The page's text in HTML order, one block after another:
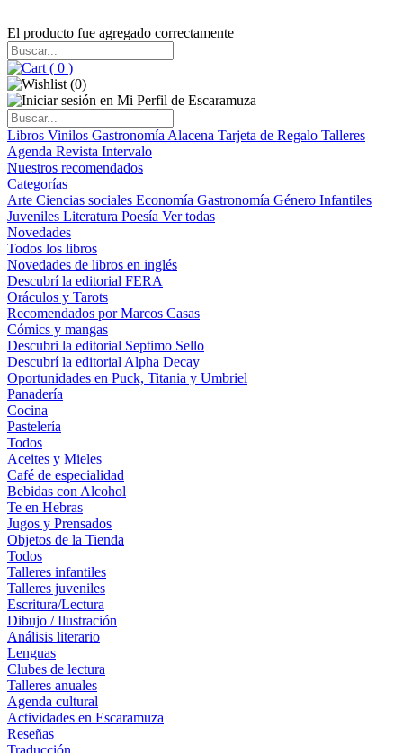
El producto fue agregado correctamente
( 0 )
(0)
Libros Vinilos Gastronomía Alacena Tarjeta de Regalo Talleres
Agenda Revista Intervalo
Nuestros recomendados
Categorías
Arte Ciencias sociales Economía Gastronomía Género Infantiles
Juveniles Literatura Poesía Ver todas
Novedades
Todos los libros
Novedades de libros en inglés
Descubrí la editorial FERA
Oráculos y Tarots
Recomendados por Marcos Casas
Cómics y mangas
Descubri la editorial Septimo Sello
Descubrí la editorial Alpha Decay
Oportunidades en Puck, Titania y Umbriel
Panadería
Cocina
Pastelería
Todos
Aceites y Mieles
Café de especialidad
Bebidas con Alcohol
Te en Hebras
Jugos y Prensados
Objetos de la Tienda
Todos
Talleres infantiles
Talleres juveniles
Escritura/Lectura
Dibujo / Ilustración
Análisis literario
Lenguas
Clubes de lectura
Talleres anuales
Agenda cultural
Actividades en Escaramuza
Reseñas
Traducción